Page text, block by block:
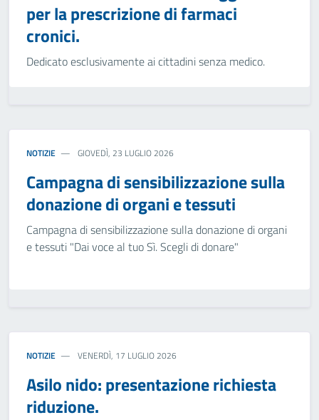
per la prescrizione di farmaci
cronici.
Dedicato esclusivamente ai cittadini senza medico.
NOTIZIE GIOVEDÌ, 23 LUGLIO 2026
Campagna di sensibilizzazione sulla
donazione di organi e tessuti
Campagna di sensibilizzazione sulla donazione di organi
e tessuti "Dai voce al tuo Sì. Scegli di donare"
NOTIZIE VENERDÌ, 17 LUGLIO 2026
Asilo nido: presentazione richiesta
riduzione.